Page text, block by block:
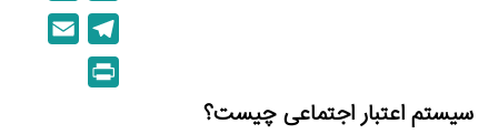
o
p
y
i
n
e
l
سیستم اعتبار اجتماعی چیست؟